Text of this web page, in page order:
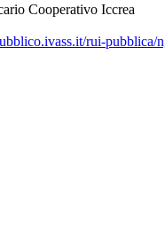
Cooperativo Iccrea
rui-pubblica/